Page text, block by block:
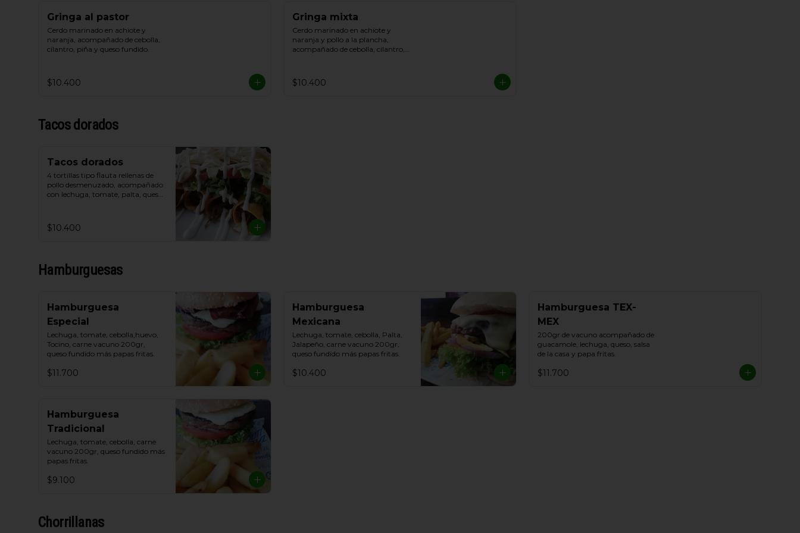
Gringa al pastor
Cerdo marinado en achiote y
naranja, acompañado de cebolla,
cilantro, piña y queso fundido.
$10.400
Gringa mixta
Cerdo marinado en achiote y
naranja y pollo a la plancha,
acompañado de cebolla, cilantro,
$10.400
Tacos dorados
Tacos dorados
4 tortillas tipo flauta rellenas de
pollo desmenuzado, acompañado
con lechuga, tomate, palta, queso
$10.400
Hamburguesas
Hamburguesa
Especial
Lechuga, tomate, cebolla,huevo,
Tocino, carne vacuno 200gr,
queso fundido más papas fritas.
$11.700
Hamburguesa
Mexicana
Lechuga, tomate, cebolla, Palta,
Jalapeño, carne vacuno 200gr,
queso fundido más papas fritas.
$10.400
Hamburguesa TEX-
MEX
200gr de vacuno acompañado de
guacamole, lechuga, queso, salsa
de la casa y papa fritas.
$11.700
Hamburguesa
Tradicional
Lechuga, tomate, cebolla, carne
vacuno 200gr, queso fundido más
papas fritas.
$9.100
Chorrillanas